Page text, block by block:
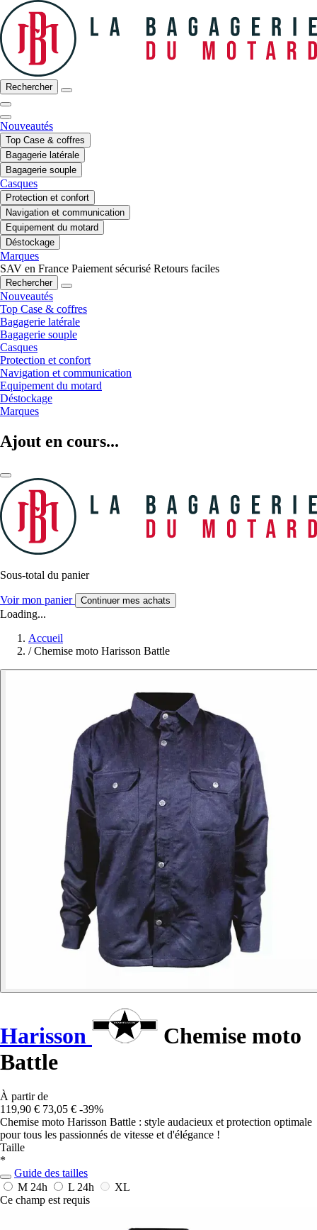
Rechercher
Nouveautés
Top Case & coffres
Bagagerie latérale
Bagagerie souple
Casques
Protection et confort
Navigation et communication
Equipement du motard
Déstockage
Marques
SAV en France Paiement sécurisé Retours faciles
Rechercher
Nouveautés
Top Case & coffres
Bagagerie latérale
Bagagerie souple
Casques
Protection et confort
Navigation et communication
Equipement du motard
Déstockage
Marques
Ajout en cours...
Sous-total du panier
Voir mon panier Continuer mes achats
Loading...
Accueil
/ Chemise moto Harisson Battle
Harisson
Chemise moto
Battle
À partir de
119,90 € 73,05 € -39%
Chemise moto Harisson Battle : style audacieux et protection optimale
pour tous les passionnés de vitesse et d'élégance !
Taille
*
Guide des tailles
M 24h L 24h
XL
Ce champ est requis